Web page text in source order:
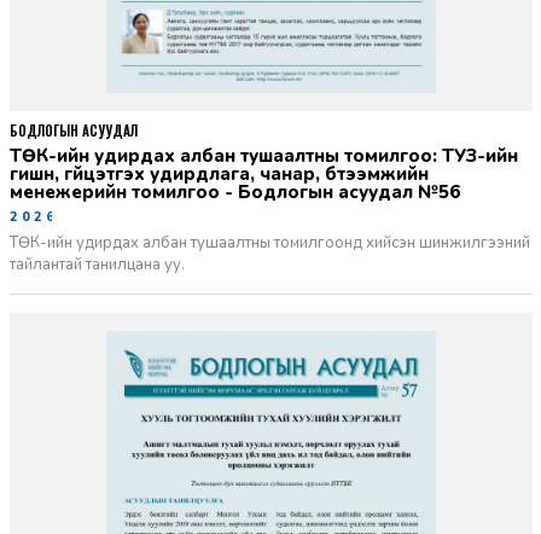
ТӨК-ийн удирдах албан тушаалтны томилгоо: ТУЗ-ийн
гишүүн, гүйцэтгэх удирдлага, чанар, бүтээмжийн
менежерийн томилгоо - Бодлогын асуудал №56
2026-06-02
ТӨК-ийн удирдах албан тушаалтны томилгоонд хийсэн шинжилгээний
тайлантай танилцана уу.
БОДЛОГЫН АСУУДАЛ